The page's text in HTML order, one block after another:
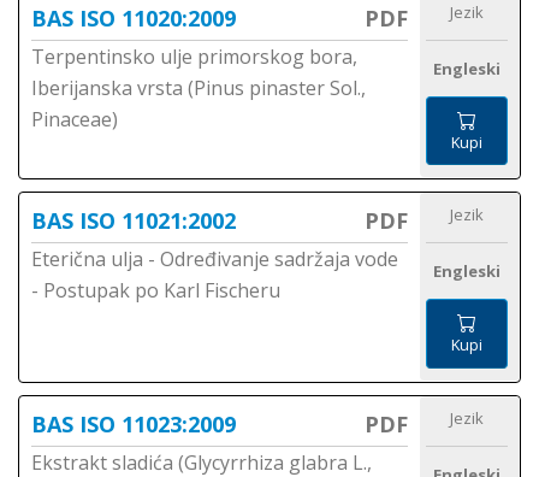
BAS ISO 11020:2009 PDF
Terpentinsko ulje primorskog bora,
Iberijanska vrsta (Pinus pinaster Sol.,
Pinaceae)
Jezik
Engleski
Kupi
BAS ISO 11021:2002 PDF
Eterična ulja - Određivanje sadržaja vode
- Postupak po Karl Fischeru
Jezik
Engleski
Kupi
BAS ISO 11023:2009 PDF
Ekstrakt sladića (Glycyrrhiza glabra L.,
Jezik